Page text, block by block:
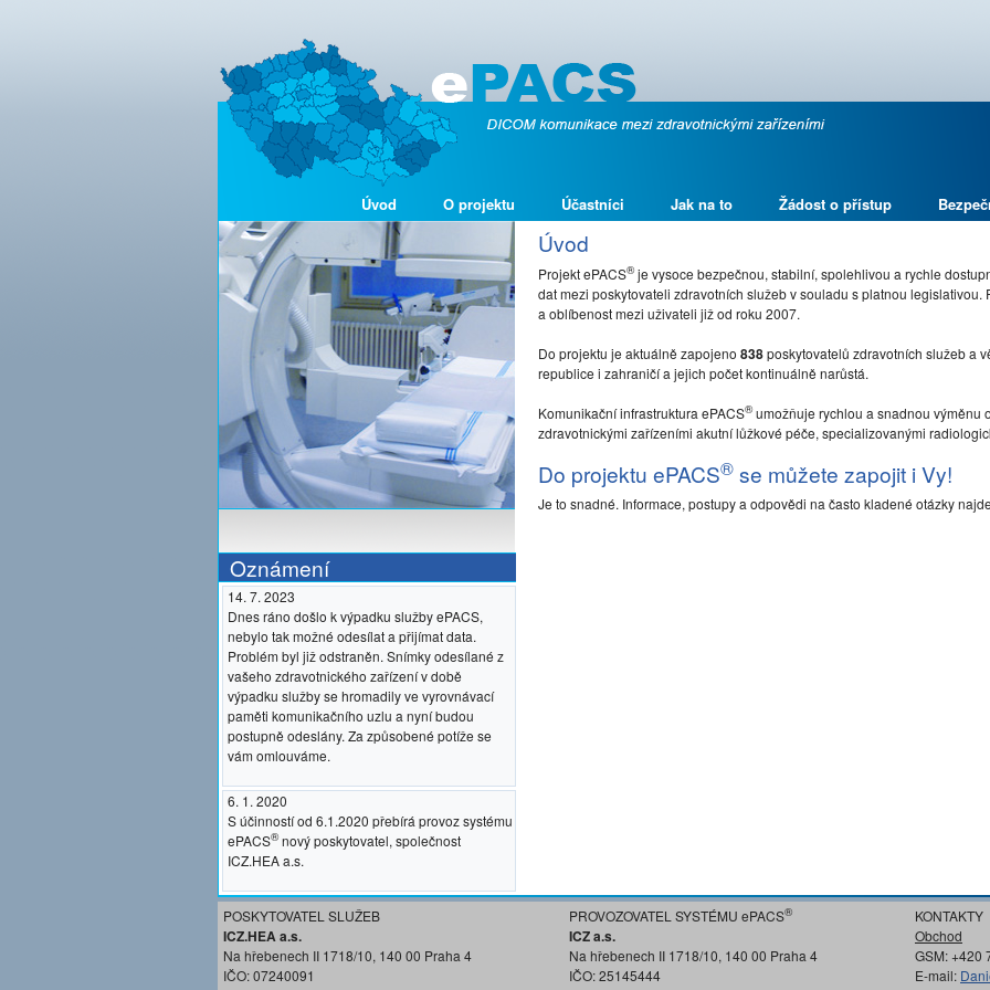
Úvod O projektu Účastníci Jak na to Žádost o přístup
Oznámení
14. 7. 2023
Dnes ráno došlo k výpadku služby ePACS,
nebylo tak možné odesílat a přijímat data.
Problém byl již odstraněn. Snímky odesílané z
vašeho zdravotnického zařízení v době
výpadku služby se hromadily ve vyrovnávací
paměti komunikačního uzlu a nyní budou
postupně odeslány. Za způsobené potíže se
vám omlouváme.
6. 1. 2020
S účinností od 6.1.2020 přebírá provoz systému
ePACS®nový poskytovatel, společnost
ICZ.HEA a.s.
Úvod
Projekt ePACS®je vysoce bezpečnou, stabilní, spolehlivou a rychle
dat mezi poskytovateli zdravotních služeb v souladu s platnou legislativou.
a oblíbenost mezi uživateli již od roku 2007.
Do projektu je aktuálně zapojeno 838poskytovatelů zdravotních služeb a
republice i zahraničí a jejich počet kontinuálně narůstá.
Komunikační infrastruktura ePACS®umožňuje rychlou a snadnou výměnu
zdravotnickými zařízeními akutní lůžkové péče, specializovanými
Do projektu ePACS® se můžete zapojit i Vy!
Je to snadné. Informace, postupy a odpovědi na často kladené otázky
POSKYTOVATEL SLUŽEB
ICZ.HEA a.s.
Na hřebenech II 1718/10, 140 00 Praha 4
IČO: 07240091
PROVOZOVATEL SYSTÉMU ePACS®
ICZ a.s.
Na hřebenech II 1718/10, 140 00 Praha 4
IČO: 25145444
KONTAKTY
Obchod
GSM: +420
E-mail: